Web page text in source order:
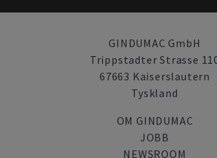
GINDUMAC GmbH
Trippstadter Strasse
67663 Kaiserslautern
Tyskland
OM GINDUMAC
JOBB
NEWSROOM